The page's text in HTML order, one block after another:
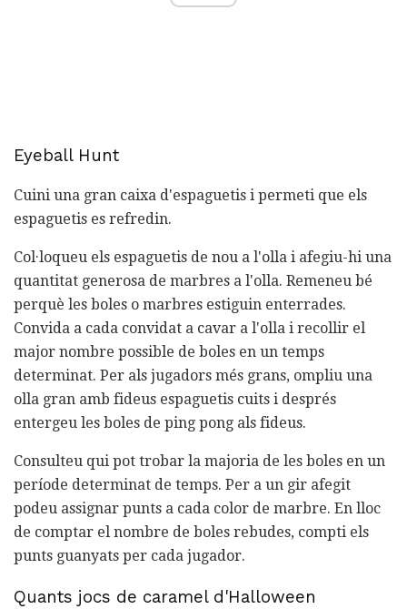
Eyeball Hunt
Cuini una gran caixa d'espaguetis i permeti que els
espaguetis es refredin.
Col·loqueu els espaguetis de nou a l'olla i afegiu-hi una
quantitat generosa de marbres a l'olla. Remeneu bé
perquè les boles o marbres estiguin enterrades.
Convida a cada convidat a cavar a l'olla i recollir el
major nombre possible de boles en un temps
determinat. Per als jugadors més grans, ompliu una
olla gran amb fideus espaguetis cuits i després
entergeu les boles de ping pong als fideus.
Consulteu qui pot trobar la majoria de les boles en un
període determinat de temps. Per a un gir afegit
podeu assignar punts a cada color de marbre. En lloc
de comptar el nombre de boles rebudes, compti els
punts guanyats per cada jugador.
Quants jocs de caramel d'Halloween